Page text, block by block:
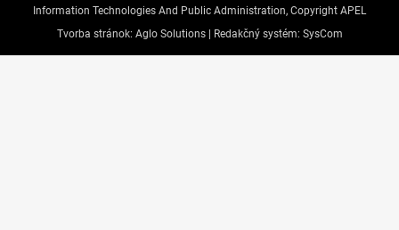
Information Technologies And Public Administration, Copyright APEL
Tvorba stránok: Aglo Solutions | Redakčný systém: SysCom